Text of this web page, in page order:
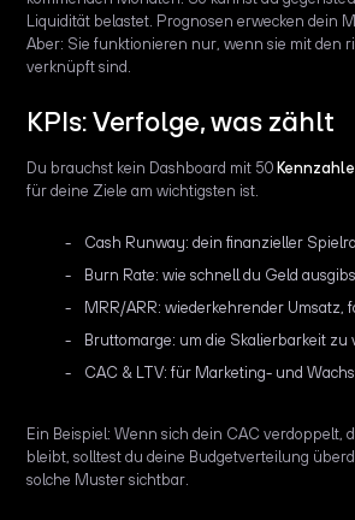
Liquidität belastet. Prognosen erwecken dein
Aber: Sie funktionieren nur, wenn sie mit den
verknüpft sind.
KPIs: Verfolge, was zählt
Du brauchst kein Dashboard mit 50
für deine Ziele am wichtigsten ist.
Cash Runway: dein finanzieller
Burn Rate: wie schnell du Geld
MRR/ARR: wiederkehrender Umsatz,
Bruttomarge: um die Skalierbarkeit zu
CAC & LTV: für Marketing- und
Ein Beispiel: Wenn sich dein CAC verdoppelt,
bleibt, solltest du deine Budgetverteilung
solche Muster sichtbar.